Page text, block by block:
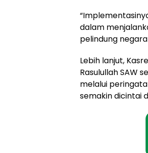
dalam
pelindung
Lebih lanjut,
Rasulullah SAW
melalui
semakin dicintai